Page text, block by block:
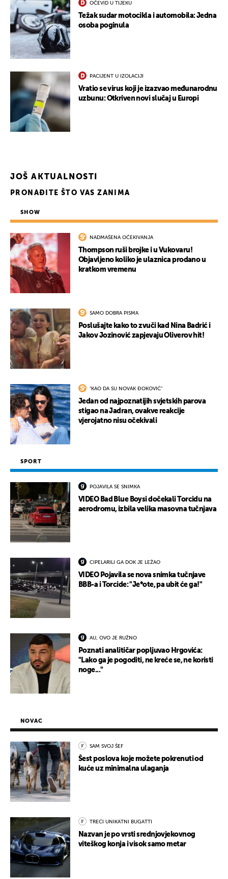
OČEVID U TIJEKU
Težak sudar motocikla i automobila: Jedna
osoba poginula
PACIJENT U IZOLACIJI
Vratio se virus koji je izazvao međunarodnu
uzbunu: Otkriven novi slučaj u Europi
JOŠ AKTUALNOSTI
PRONAĐITE ŠTO VAS ZANIMA
SHOW
NADMAŠENA OČEKIVANJA
Thompson ruši brojke i u Vukovaru!
Objavljeno koliko je ulaznica prodano u
kratkom vremenu
SAMO DOBRA PISMA
Poslušajte kako to zvuči kad Nina Badrić i
Jakov Jozinović zapjevaju Oliverov hit!
"KAO DA SU NOVAK ĐOKOVIĆ"
Jedan od najpoznatijih svjetskih parova
stigao na Jadran, ovakve reakcije
vjerojatno nisu očekivali
SPORT
POJAVILA SE SNIMKA
VIDEO Bad Blue Boysi dočekali Torcidu na
aerodromu, izbila velika masovna tučnjava
CIPELARILI GA DOK JE LEŽAO
VIDEO Pojavila se nova snimka tučnjave
BBB-a i Torcide: "Je*ote, pa ubit će ga!"
AU, OVO JE RUŽNO
Poznati analitičar popljuvao Hrgovića:
"Lako ga je pogoditi, ne kreće se, ne koristi
noge..."
NOVAC
SAM SVOJ ŠEF
Šest poslova koje možete pokrenuti od
kuće uz minimalna ulaganja
TREĆI UNIKATNI BUGATTI
Nazvan je po vrsti srednjovjekovnog
viteškog konja i visok samo metar
UKLJUČITE NOTIFIKACIJE